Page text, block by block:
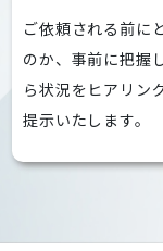
ご依頼される前に
のか、事前に把握
ら状況をヒアリン
提示いたします。